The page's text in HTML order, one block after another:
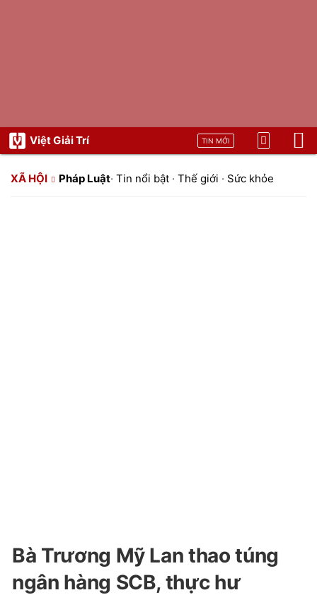
Việt Giải Trí TIN MỚI
XÃ HỘI Pháp Luật· Tin nổi bật · Thế giới · Sức khỏe
Bà Trương Mỹ Lan thao túng
ngân hàng SCB, thực hư